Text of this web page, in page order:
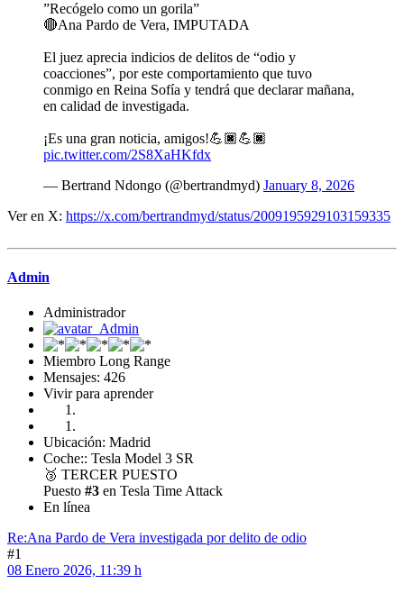
”Recógelo como un gorila”
🔴Ana Pardo de Vera, IMPUTADA
El juez aprecia indicios de delitos de “odio y
coacciones”, por este comportamiento que tuvo
conmigo en Reina Sofía y tendrá que declarar mañana,
en calidad de investigada.
¡Es una gran noticia, amigos!💪🏿💪🏿
pic.twitter.com/2S8XaHKfdx
— Bertrand Ndongo (@bertrandmyd) January 8, 2026
Ver en X: https://x.com/bertrandmyd/status/2009195929103159335
Admin
Administrador
Miembro Long Range
Mensajes: 426
Vivir para aprender
Ubicación: Madrid
Coche:: Tesla Model 3 SR
🥉 TERCER PUESTO
Puesto #3 en Tesla Time Attack
En línea
Re:Ana Pardo de Vera investigada por delito de odio
#1
08 Enero 2026, 11:39 h